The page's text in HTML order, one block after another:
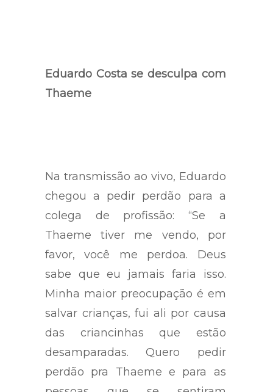
Eduardo Costa se desculpa com
Thaeme
Na transmissão ao vivo, Eduardo
chegou a pedir perdão para a
colega de profissão: “Se a
Thaeme tiver me vendo, por
favor, você me perdoa. Deus
sabe que eu jamais faria isso.
Minha maior preocupação é em
salvar crianças, fui ali por causa
das criancinhas que estão
desamparadas. Quero pedir
perdão pra Thaeme e para as